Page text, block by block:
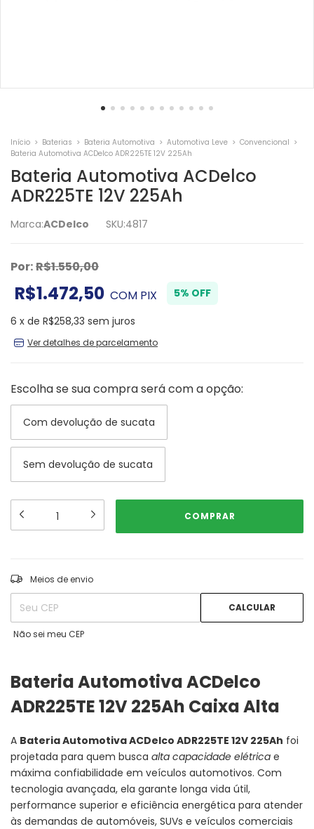
Início > Baterias > Bateria Automotiva > Automotiva Leve > Convencional >
Bateria Automotiva ACDelco ADR225TE 12V 225Ah
Bateria Automotiva ACDelco
ADR225TE 12V 225Ah
Marca:ACDelco SKU:4817
Por:R$1.550,00
R$1.472,50 COM PIX
5% OFF
6 x de R$258,33 sem juros
Ver detalhes de parcelamento
Escolha se sua compra será com a opção:
Com devolução de sucata
Sem devolução de sucata
Entregas para o CEP:
Meios de envio
CALCULAR
Não sei meu CEP
Bateria Automotiva ACDelco
ADR225TE 12V 225Ah Caixa Alta
A Bateria Automotiva ACDelco ADR225TE 12V 225Ah foi
projetada para quem busca alta capacidade elétrica e
máxima confiabilidade em veículos automotivos. Com
tecnologia avançada, ela garante longa vida útil,
performance superior e eficiência energética para atender
às demandas de automóveis, SUVs e veículos comerciais